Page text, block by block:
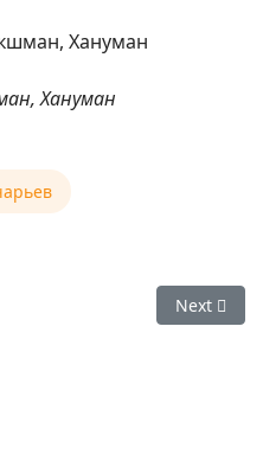
Хануман
— Лакшми-пуджаNext
Next